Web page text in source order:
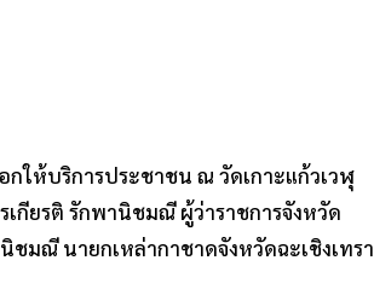
ให้บริการประชาชน ณ วัดเกาะแก้วเวฬุ
กียรติ รักพานิชมณี ผู้ว่าราชการจังหวัด
มณี นายกเหล่ากาชาดจังหวัดฉะเชิงเทรา